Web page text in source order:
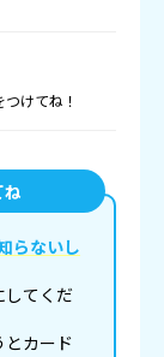
けてね！
らないし
てくだ
とカード